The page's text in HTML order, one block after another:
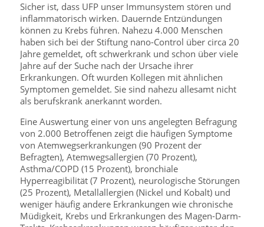
Sicher ist, dass UFP unser Immunsystem stören und
inflammatorisch wirken. Dauernde Entzündungen
können zu Krebs führen. Nahezu 4.000 Menschen
haben sich bei der Stiftung nano-Control über circa 20
Jahre gemeldet, oft schwerkrank und schon über viele
Jahre auf der Suche nach der Ursache ihrer
Erkrankungen. Oft wurden Kollegen mit ähnlichen
Symptomen gemeldet. Sie sind nahezu allesamt nicht
als berufskrank anerkannt worden.
Eine Auswertung einer von uns angelegten Befragung
von 2.000 Betroffenen zeigt die häufigen Symptome
von Atemwegserkrankungen (90 Prozent der
Befragten), Atemwegsallergien (70 Prozent),
Asthma/COPD (15 Prozent), bronchiale
Hyperreagibilität (7 Prozent), neurologische Störungen
(25 Prozent), Metallallergien (Nickel und Kobalt) und
weniger häufig andere Erkrankungen wie chronische
Müdigkeit, Krebs und Erkrankungen des Magen-Darm-